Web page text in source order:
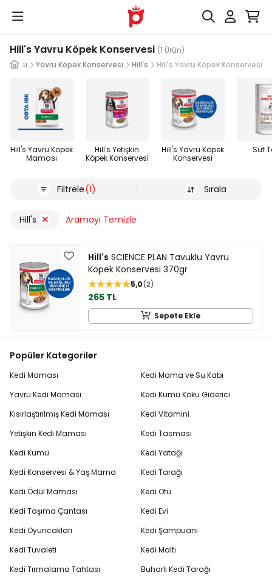
Hill's Yavru Köpek Konservesi (1 Ürün)
Yavru Köpek Konservesi Hill's Hill's Yavru Köpek Konservesi
Hill's Yavru Köpek
Maması
Hill's Yetişkin
Köpek Konservesi
Hill's Yavru Köpek
Konservesi
Süt
Filtrele(1) Sırala
Hill's Aramayı Temizle
Hill's SCIENCE PLAN Tavuklu Yavru
Köpek Konservesi 370gr
5,0 2
265 TL
Sepete Ekle
Popüler Kategoriler
Kedi Maması
Yavru Kedi Maması
Kısırlaştırılmış Kedi Maması
Yetişkin Kedi Maması
Kedi Kumu
Kedi Konservesi & Yaş Mama
Kedi Ödül Maması
Kedi Taşıma Çantası
Kedi Oyuncakları
Kedi Tuvaleti
Kedi Tırmalama Tahtası
Kedi Mama ve Su Kabı
Kedi Kumu Koku Giderici
Kedi Vitamini
Kedi Tasması
Kedi Yatağı
Kedi Tarağı
Kedi Otu
Kedi Evi
Kedi Şampuanı
Kedi Maltı
Buharlı Kedi Tarağı